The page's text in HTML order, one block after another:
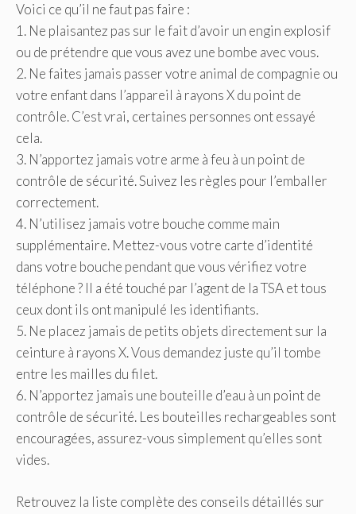
Voici ce qu’il ne faut pas faire :
1. Ne plaisantez pas sur le fait d’avoir un engin explosif
ou de prétendre que vous avez une bombe avec vous.
2. Ne faites jamais passer votre animal de compagnie ou
votre enfant dans l’appareil à rayons X du point de
contrôle. C’est vrai, certaines personnes ont essayé
cela.
3. N’apportez jamais votre arme à feu à un point de
contrôle de sécurité. Suivez les règles pour l’emballer
correctement.
4. N’utilisez jamais votre bouche comme main
supplémentaire. Mettez-vous votre carte d’identité
dans votre bouche pendant que vous vérifiez votre
téléphone ? Il a été touché par l’agent de la TSA et tous
ceux dont ils ont manipulé les identifiants.
5. Ne placez jamais de petits objets directement sur la
ceinture à rayons X. Vous demandez juste qu’il tombe
entre les mailles du filet.
6. N’apportez jamais une bouteille d’eau à un point de
contrôle de sécurité. Les bouteilles rechargeables sont
encouragées, assurez-vous simplement qu’elles sont
vides.
Retrouvez la liste complète des conseils détaillés sur